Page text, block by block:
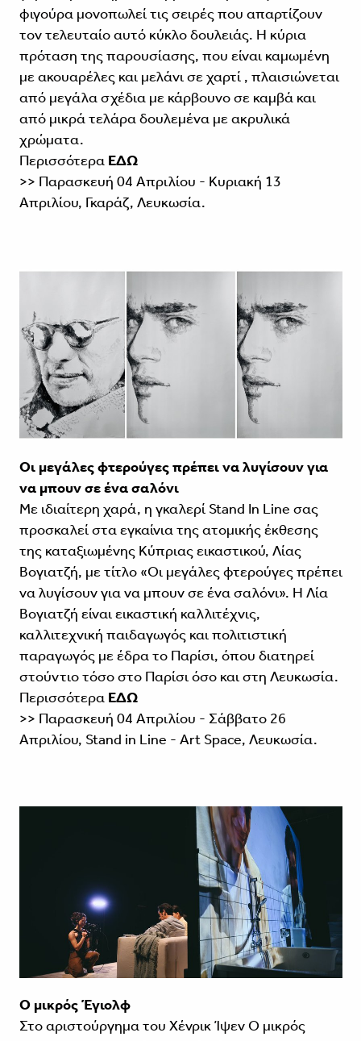
φιγούρα μονοπωλεί τις σειρές που απαρτίζουν
τον τελευταίο αυτό κύκλο δουλειάς. Η κύρια
πρόταση της παρουσίασης, που είναι καμωμένη
με ακουαρέλες και μελάνι σε χαρτί , πλαισιώνεται
από μεγάλα σχέδια με κάρβουνο σε καμβά και
από μικρά τελάρα δουλεμένα με ακρυλικά
χρώματα.
Περισσότερα ΕΔΩ
>> Παρασκευή 04 Απριλίου - Κυριακή 13
Απριλίου, Γκαράζ, Λευκωσία.
Οι μεγάλες φτερούγες πρέπει να λυγίσουν για
να μπουν σε ένα σαλόνι
Με ιδιαίτερη χαρά, η γκαλερί Stand In Line σας
προσκαλεί στα εγκαίνια της ατομικής έκθεσης
της καταξιωμένης Κύπριας εικαστικού, Λίας
Βογιατζή, με τίτλο «Οι μεγάλες φτερούγες πρέπει
να λυγίσουν για να μπουν σε ένα σαλόνι». Η Λία
Βογιατζή είναι εικαστική καλλιτέχνις,
καλλιτεχνική παιδαγωγός και πολιτιστική
παραγωγός με έδρα το Παρίσι, όπου διατηρεί
στούντιο τόσο στο Παρίσι όσο και στη Λευκωσία.
Περισσότερα ΕΔΩ
>> Παρασκευή 04 Απριλίου - Σάββατο 26
Απριλίου, Stand in Line - Art Space, Λευκωσία.
Ο μικρός Έγιολφ
Στο αριστούργημα του Χένρικ Ίψεν Ο μικρός